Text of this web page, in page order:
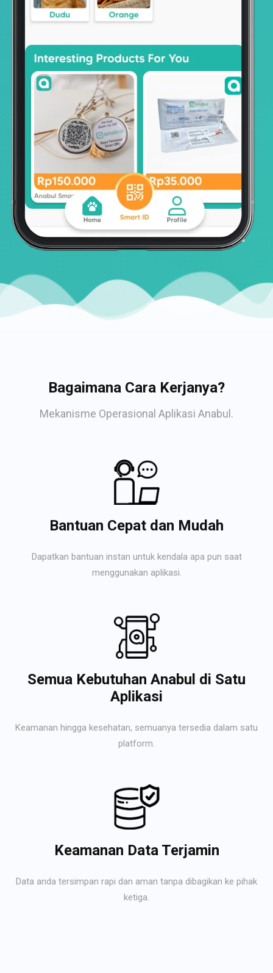
Bagaimana Cara Kerjanya?
Mekanisme Operasional Aplikasi Anabul.
Bantuan Cepat dan Mudah
Dapatkan bantuan instan untuk kendala apa pun saat
menggunakan aplikasi.
Semua Kebutuhan Anabul di Satu
Aplikasi
Keamanan hingga kesehatan, semuanya tersedia dalam satu
platform.
Keamanan Data Terjamin
Data anda tersimpan rapi dan aman tanpa dibagikan ke pihak
ketiga.